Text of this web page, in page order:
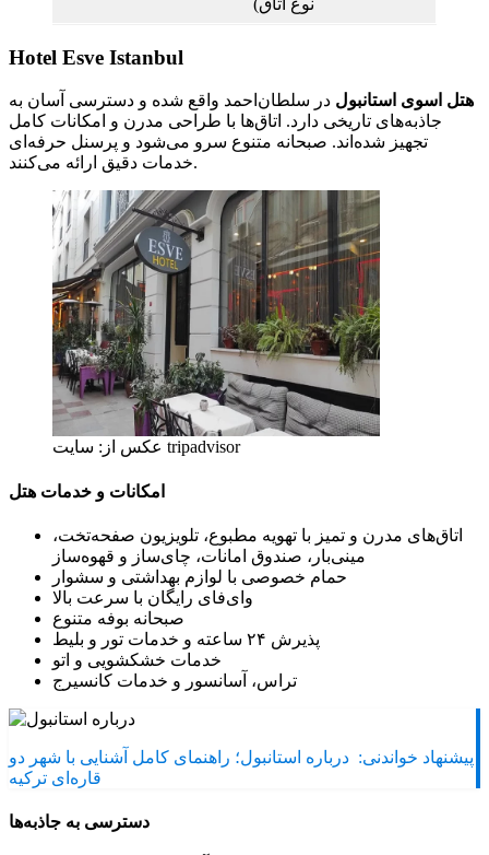
نوع اتاق)
Hotel Esve Istanbul
هتل اسوی استانبول در سلطان‌احمد واقع شده و دسترسی آسان به
جاذبه‌های تاریخی دارد. اتاق‌ها با طراحی مدرن و امکانات کامل
تجهیز شده‌اند. صبحانه متنوع سرو می‌شود و پرسنل حرفه‌ای
خدمات دقیق ارائه می‌کنند.
عکس از: سایت tripadvisor
امکانات و خدمات هتل
اتاق‌های مدرن و تمیز با تهویه مطبوع، تلویزیون صفحه‌تخت،
مینی‌بار، صندوق امانات، چای‌ساز و قهوه‌ساز
حمام خصوصی با لوازم بهداشتی و سشوار
وای‌فای رایگان با سرعت بالا
صبحانه بوفه متنوع
پذیرش ۲۴ ساعته و خدمات تور و بلیط
خدمات خشکشویی و اتو
تراس، آسانسور و خدمات کانسیرج
پیشنهاد خواندنی: درباره استانبول؛ راهنمای کامل آشنایی با شهر دو
قاره‌ای ترکیه
دسترسی به جاذبه‌ها